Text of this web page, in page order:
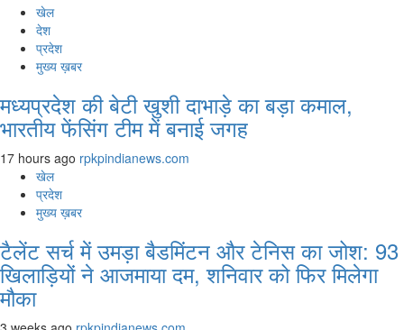
खेल
देश
प्रदेश
मुख्य ख़बर
मध्यप्रदेश की बेटी खुशी दाभाड़े का बड़ा कमाल,
भारतीय फेंसिंग टीम में बनाई जगह
17 hours ago rpkpindianews.com
खेल
प्रदेश
मुख्य ख़बर
टैलेंट सर्च में उमड़ा बैडमिंटन और टेनिस का जोश: 93
खिलाड़ियों ने आजमाया दम, शनिवार को फिर मिलेगा
मौका